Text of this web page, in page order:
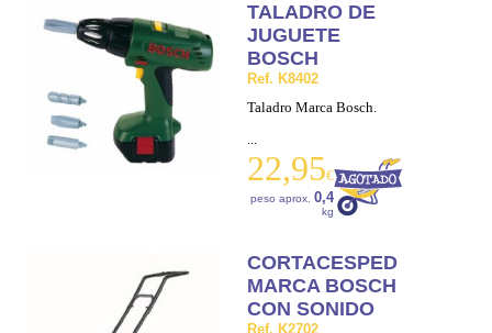
TALADRO DE
JUGUETE
BOSCH
Ref. K8402
Taladro Marca Bosch.
...
22,95€
peso aprox. 0,4
kg
CORTACESPED
MARCA BOSCH
CON SONIDO
Ref. K2702